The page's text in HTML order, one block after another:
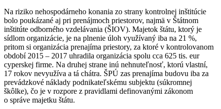
Na riziko nehospodárneho konania zo strany kontrolnej inštitúcie
bolo poukázané aj pri prenájmoch priestorov, najmä v Štátnom
inštitúte odborného vzdelávania (ŠIOV). Majetok štátu, ktorý je
sídlom organizácie, je na plnenie úloh využívaný iba na 21 %,
pritom si organizácia prenajíma priestory, za ktoré v kontrolovanom
období 2015 – 2017 uhradila organizácia spolu cca 625 tis. eur
cyperskej firme. Na druhej strane inú nehnuteľnosť, ktorú vlastní,
17 rokov nevyužíva a tá chátra. ŠPÚ zas prenajíma budovu iba za
prevádzkové náklady podnikateľskému subjektu (súkromnej
škôlke), čo je v rozpore z pravidlami definovanými zákonom
o správe majetku štátu.